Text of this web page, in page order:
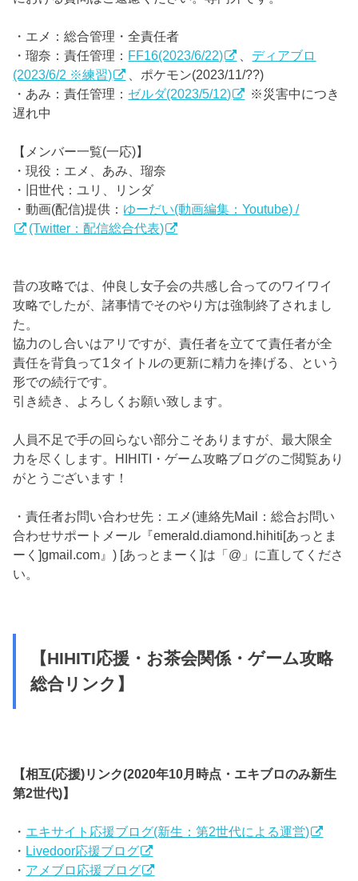
・エメ：総合管理・全責任者
・瑠奈：責任管理： FF16(2023/6/22)
ディアブロ
(2023/6/2 ※練習)
、ポケモン(2023/11/??)
・あみ：責任管理： ゼルダ(2023/5/12)
※災害中につき
遅れ中
【メンバー一覧(一応)】
・現役：エメ、あみ、瑠奈
・旧世代：ユリ、リンダ
・動画(配信)提供： ゆーだい(動画編集：Youtube) /
(Twitter：配信総合代表)
昔の攻略では、仲良し女子会の共感し合ってのワイワイ
攻略でしたが、諸事情でそのやり方は強制終了されまし
た。
協力のし合いはアリですが、責任者を立てて責任者が全
責任を背負って1タイトルの更新に精力を捧げる、という
形での続行です。
引き続き、よろしくお願い致します。
人員不足で手の回らない部分こそありますが、最大限全
力を尽くします。HIHITI・ゲーム攻略ブログのご閲覧あり
がとうございます！
・責任者お問い合わせ先：エメ(連絡先Mail：総合お問い
合わせサポートメール『emerald.diamond.hihiti[あっとま
ーく]gmail.com』) [あっとまーく]は「@」に直してくださ
い。
【HIHITI応援・お茶会関係・ゲーム攻略
総合リンク】
【相互(応援)リンク(2020年10月時点・エキブロのみ新生
第2世代)】
・ エキサイト応援ブログ(新生：第2世代による運営)
・ Livedoor応援ブログ
・ アメブロ応援ブログ